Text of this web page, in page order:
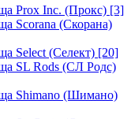
Prox Inc. (Прокс) [3]
Scorana (Скорана)
Select (Селект) [20]
SL Rods (СЛ Родс)
Shimano (Шимано)